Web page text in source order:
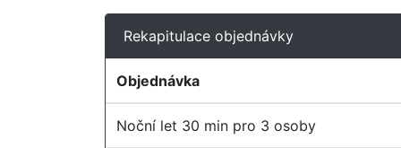
Rekapitulace objednávky
Objednávka
Noční let 30 min pro 3 osoby